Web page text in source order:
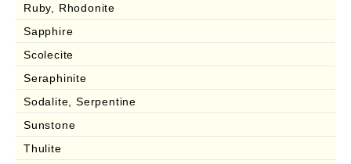
Ruby, Rhodonite
Sapphire
Scolecite
Seraphinite
Sodalite, Serpentine
Sunstone
Thulite